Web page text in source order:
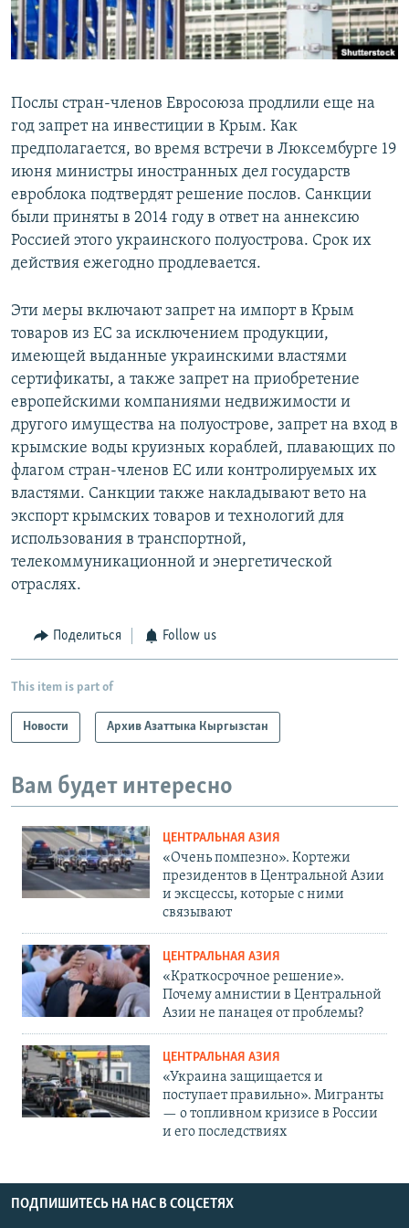
Послы стран-членов Евросоюза продлили еще на
год запрет на инвестиции в Крым. Как
предполагается, во время встречи в Люксембурге 19
июня министры иностранных дел государств
евроблока подтвердят решение послов. Санкции
были приняты в 2014 году в ответ на аннексию
Россией этого украинского полуострова. Срок их
действия ежегодно продлевается.
Эти меры включают запрет на импорт в Крым
товаров из ЕС за исключением продукции,
имеющей выданные украинскими властями
сертификаты, а также запрет на приобретение
европейскими компаниями недвижимости и
другого имущества на полуострове, запрет на вход в
крымские воды круизных кораблей, плавающих по
флагом стран-членов ЕС или контролируемых их
властями. Санкции также накладывают вето на
экспорт крымских товаров и технологий для
использования в транспортной,
телекоммуникационной и энергетической
отраслях.
Поделиться Follow us
This item is part of
Новости Архив Азаттыка Кыргызстан
Вам будет интересно
ЦЕНТРАЛЬНАЯ АЗИЯ
«Очень помпезно». Кортежи
президентов в Центральной Азии
и эксцессы, которые с ними
связывают
ЦЕНТРАЛЬНАЯ АЗИЯ
«Краткосрочное решение».
Почему амнистии в Центральной
Азии не панацея от проблемы?
ЦЕНТРАЛЬНАЯ АЗИЯ
«Украина защищается и
поступает правильно». Мигранты
— о топливном кризисе в России
и его последствиях
ПОДПИШИТЕСЬ НА НАС В СОЦСЕТЯХ